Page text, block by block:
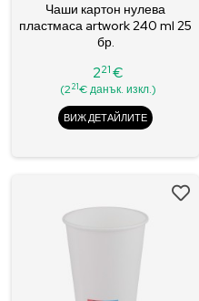
Чаши картон нулева
пластмаса artwork 240 ml 25
бр.
Цена
221 €
(221€ данък. изкл.)
ВИЖ ДЕТАЙЛИТЕ